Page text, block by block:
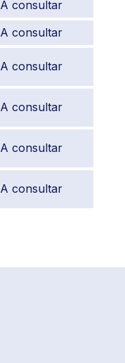
A consultar
A consultar
A consultar
A consultar
A consultar
A consultar